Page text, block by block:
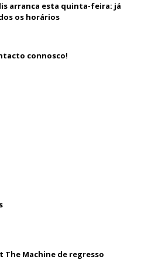
arranca esta quinta-feira: já
os horários
connosco!
The Machine de regresso